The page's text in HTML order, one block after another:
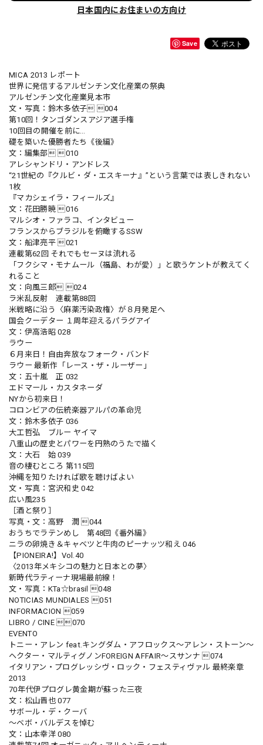
日本国内にお住まいの方向け
Save
MICA 2013 レポート
世界に発信するアルゼンチン文化産業の祭典
アルゼンチン文化産業見本市
文・写真：鈴木多依子 004
第10回！タンゴダンスアジア選手権
10回目の開催を前に…
礎を築いた優勝者たち《後編》
文：編集部 010
アレシャンドリ・アンドレス
“21世紀の『クルビ・ダ・エスキーナ』”という言葉では表しきれない
1枚
『マカシェイラ・フィールズ』
文：花田勝暁 016
マルシオ・ファラコ、インタビュー
フランスからブラジルを俯瞰するSSW
文：船津亮平 021
連載第62回 それでもセーヌは流れる
「フクシマ・モナムール（福島、わが愛）」と歌うケントが教えてく
れること
文：向風三郎 024
ラ米乱反射 連載第88回
米戦略に沿う〈麻薬汚染政権〉が８月発足へ
国会クーデター １周年迎えるパラグアイ
文：伊高浩昭 028
ラウー
６月来日！自由奔放なフォーク・バンド
ラウー 最新作「レース・ザ・ルーザー」
文：五十嵐 正 032
エドマール・カスタネーダ
NYから初来日！
コロンビアの伝統楽器アルパの革命児
文：鈴木多依子 036
大工哲弘 ブルー ヤイマ
八重山の歴史とパワーを円熟のうたで描く
文：大石 始 039
音の棲むところ 第115回
沖縄を知りたければ歌を聴けばよい
文・写真：宮沢和史 042
広い風235
［酒と祭り］
写真・文：高野 潤 044
おうちでラテンめし 第48回《番外編》
ニラの卵焼き＆キャベツと牛肉のピーナッツ和え 046
【PIONEIRA!】Vol.40
〈2013年メキシコの魅力と日本との夢〉
新時代ラティーナ現場最前線！
文・写真：KTa☆brasil 048
NOTICIAS MUNDIALES 051
INFORMACION 059
LIBRO / CINE 070
EVENTO
トニー・アレン feat.キングダム・アフロックス〜アレン・ストーン〜
ヘクター・マルティグノンFOREIGN AFFAIR〜スサンナ 074
イタリアン・プログレッシヴ・ロック・フェスティヴァル 最終楽章
2013
70年代伊プログレ黄金期が蘇った三夜
文：松山晋也 077
サボール・デ・クーバ
〜ベボ・バルデスを悼む
文：山本幸洋 080